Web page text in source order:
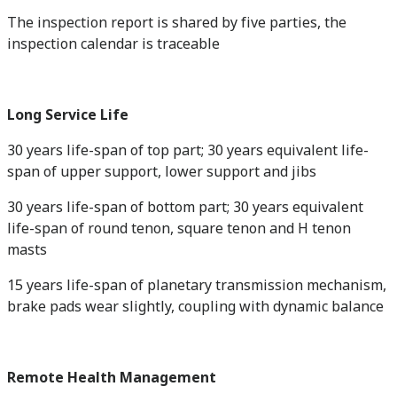
The inspection report is shared by five parties, the
inspection calendar is traceable
Long Service Life
30 years life-span of top part; 30 years equivalent life-
span of upper support, lower support and jibs
30 years life-span of bottom part; 30 years equivalent
life-span of round tenon, square tenon and H tenon
masts
15 years life-span of planetary transmission mechanism,
brake pads wear slightly, coupling with dynamic balance
Remote Health Management